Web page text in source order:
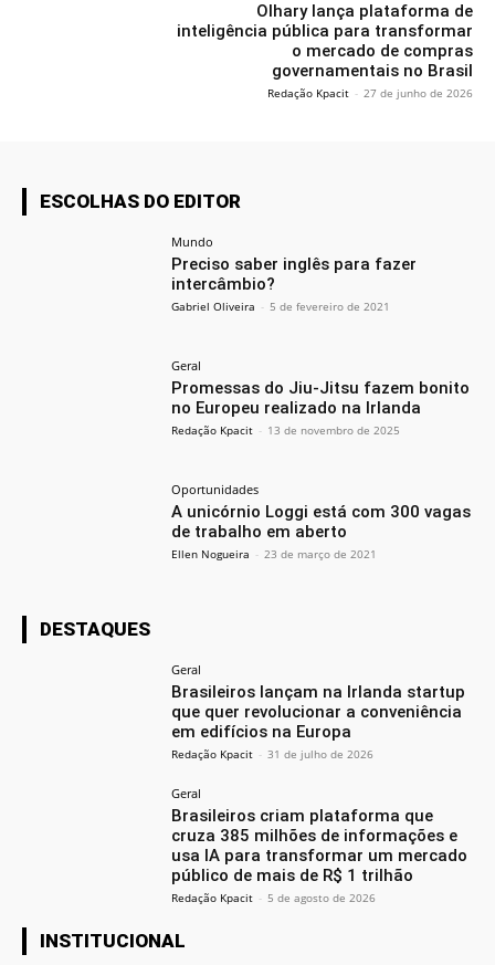
Olhary lança plataforma de
inteligência pública para transformar
o mercado de compras
governamentais no Brasil
Redação Kpacit - 27 de junho de 2026
ESCOLHAS DO EDITOR
Mundo
Preciso saber inglês para fazer
intercâmbio?
Gabriel Oliveira - 5 de fevereiro de 2021
Geral
Promessas do Jiu-Jitsu fazem bonito
no Europeu realizado na Irlanda
Redação Kpacit - 13 de novembro de 2025
Oportunidades
A unicórnio Loggi está com 300 vagas
de trabalho em aberto
Ellen Nogueira - 23 de março de 2021
DESTAQUES
Geral
Brasileiros lançam na Irlanda startup
que quer revolucionar a conveniência
em edifícios na Europa
Redação Kpacit - 31 de julho de 2026
Geral
Brasileiros criam plataforma que
cruza 385 milhões de informações e
usa IA para transformar um mercado
público de mais de R$ 1 trilhão
Redação Kpacit - 5 de agosto de 2026
INSTITUCIONAL